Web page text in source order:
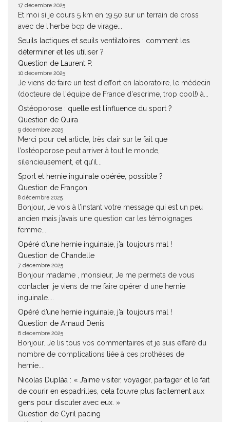
17 décembre 2025
Et moi si je cours 5 km en 19.50 sur un terrain de cross
avec de l'herbe bcp de virage...
Seuils lactiques et seuils ventilatoires : comment les
déterminer et les utiliser ?
Question de Laurent P.
10 décembre 2025
Je viens de faire un test d'effort en laboratoire, le médecin
(docteure de l'équipe de France d'escrime, trop cool!) à...
Ostéoporose : quelle est l’influence du sport ?
Question de Quira
9 décembre 2025
Merci pour cet article, très clair sur le fait que
l’ostéoporose peut arriver à tout le monde,
silencieusement, et qu’il...
Sport et hernie inguinale opérée, possible ?
Question de Françon
8 décembre 2025
Bonjour, Je vois à l’instant votre message qui est un peu
ancien mais j’avais une question car les témoignages
femme...
Opéré d’une hernie inguinale, j’ai toujours mal !
Question de Chandelle
7 décembre 2025
Bonjour madame , monsieur, Je me permets de vous
contacter ,je viens de me faire opérer d une hernie
inguinale....
Opéré d’une hernie inguinale, j’ai toujours mal !
Question de Arnaud Denis
6 décembre 2025
Bonjour. Je lis tous vos commentaires et je suis effaré du
nombre de complications liée à ces prothèses de
hernie....
Nicolas Duplàa : « J’aime visiter, voyager, partager et le fait
de courir en espadrilles, cela t’ouvre plus facilement aux
gens pour discuter avec eux. »
Question de Cyril pacing